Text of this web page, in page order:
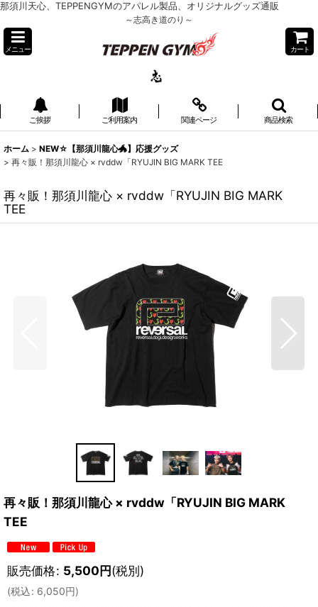
那須川天心、TEPPENGYMのアパレル製品、オリジナルグッズ通販
～志高き道のり～
メニュー カート
ご挨拶 ご利用案内 関連ページ 商品検索
ホーム > NEW☆【那須川龍心🐲】応援グッズ
> 再々販！那須川龍心 × rvddw「RYUJIN BIG MARK TEE
再々販！那須川龍心 × rvddw「RYUJIN BIG MARK
TEE
再々販！那須川龍心 × rvddw「RYUJIN BIG MARK
TEE
販売価格: 5,500円(税別)
(税込: 6,050円)